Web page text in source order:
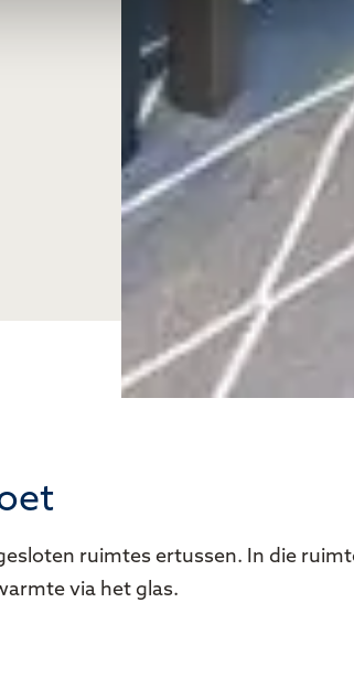
ruimtes ertussen. In die
via het glas.